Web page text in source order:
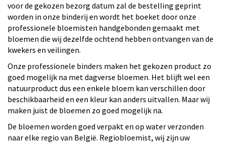
voor de gekozen bezorg datum zal de bestelling geprint
worden in onze binderij en wordt het boeket door onze
professionele bloemisten handgebonden gemaakt met
bloemen die wij dezelfde ochtend hebben ontvangen van de
kwekers en veilingen.
Onze professionele binders maken het gekozen product zo
goed mogelijk na met dagverse bloemen. Het blijft wel een
natuurproduct dus een enkele bloem kan verschillen door
beschikbaarheid en een kleur kan anders uitvallen. Maar wij
maken juist de bloemen zo goed mogelijk na.
De bloemen worden goed verpakt en op water verzonden
naar elke regio van België. Regiobloemist, wij zijn uw